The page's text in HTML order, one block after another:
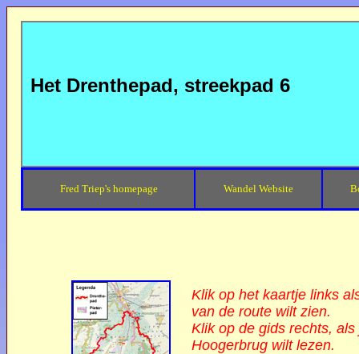
Het Drenthepad, streekpad 6
Fred Triep's homepage Wandel Website
Klik op het kaartje links
van de route wilt zien.
Klik op de gids rechts,
Hoogerbrug wilt lezen.